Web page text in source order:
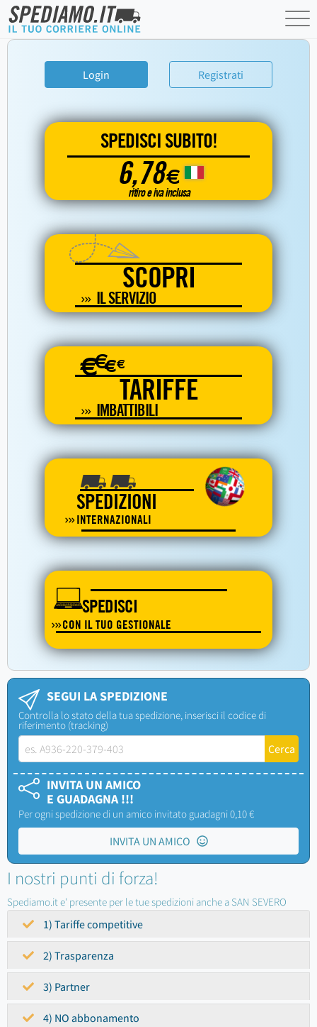
Login Registrati
SPEDISCI SUBITO!
6,78€
ritiro e iva inclusa
SCOPRI
IL SERVIZIO
€€€€
TARIFFE
IMBATTIBILI
SPEDIZIONI
INTERNAZIONALI
SPEDISCI
CON IL TUO GESTIONALE
SEGUI LA SPEDIZIONE
Controlla lo stato della tua spedizione, inserisci il codice di
riferimento (tracking)
INVITA UN AMICO
E GUADAGNA !!!
Per ogni spedizione di un amico invitato guadagni 0,10 €
INVITA UN AMICO
I nostri punti di forza!
Spediamo.it e' presente per le tue spedizioni anche a SAN SEVERO
1) Tariffe competitive
2) Trasparenza
3) Partner
4) NO abbonamento